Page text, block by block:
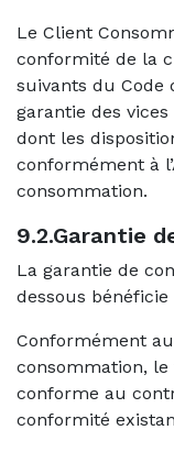
Le Client
conformité de la
suivants du Code
garantie des
dont les
conformément à
consommation.
9.2.Garantie
La garantie de
dessous
Conformément
consommation,
conforme au
conformité